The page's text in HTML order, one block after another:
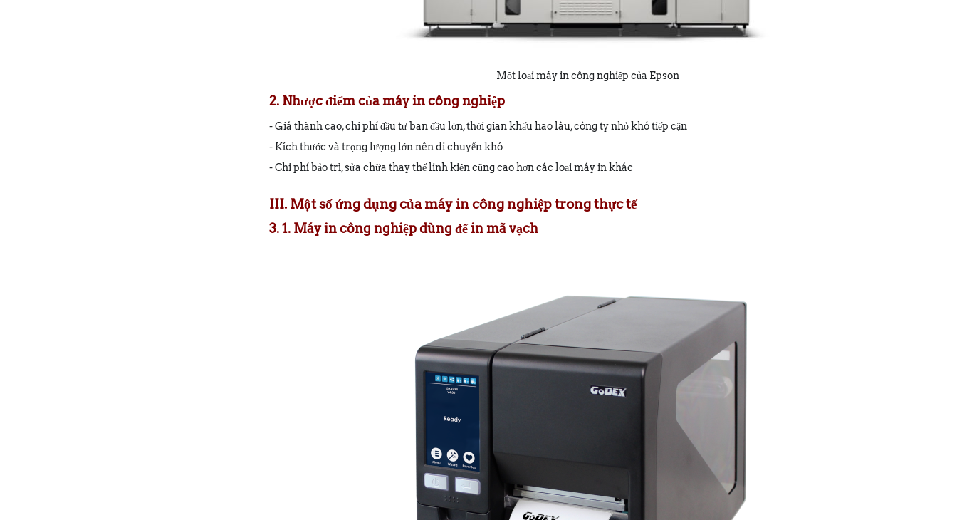
Một loại máy in công nghiệp của Epson
2. Nhược điểm của máy in công nghiệp
- Giá thành cao, chi phí đầu tư ban đầu lớn, thời gian khấu hao lâu, công ty nhỏ khó tiếp cận
- Kích thước và trọng lượng lớn nên di chuyển khó
- Chi phí bảo trì, sửa chữa thay thế linh kiện cũng cao hơn các loại máy in khác
III. Một số ứng dụng của máy in công nghiệp trong thực tế
3. 1. Máy in công nghiệp dùng để in mã vạch